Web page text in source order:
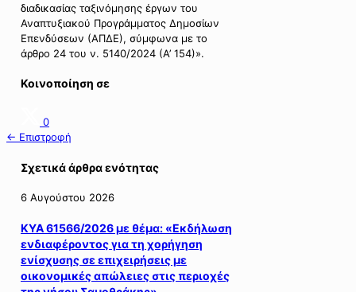
διαδικασίας ταξινόμησης έργων του
Αναπτυξιακού Προγράμματος Δημοσίων
Επενδύσεων (ΑΠΔΕ), σύμφωνα με το
άρθρο 24 του ν. 5140/2024 (Α’ 154)».
Κοινοποίηση σε
0
← Επιστροφή
Σχετικά άρθρα ενότητας
6 Αυγούστου 2026
ΚΥΑ 61566/2026 με θέμα: «Εκδήλωση
ενδιαφέροντος για τη χορήγηση
ενίσχυσης σε επιχειρήσεις με
οικονομικές απώλειες στις περιοχές